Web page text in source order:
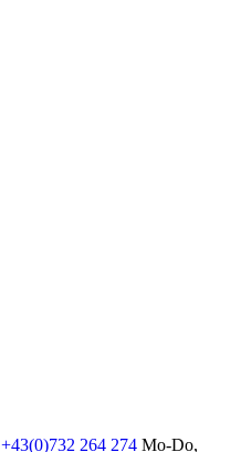
+43(0)732 264 274 Mo-Do,